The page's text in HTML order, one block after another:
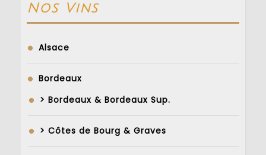
Nos Vins
Alsace
Bordeaux
> Bordeaux & Bordeaux Sup.
> Côtes de Bourg & Graves